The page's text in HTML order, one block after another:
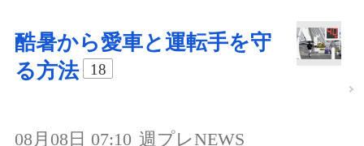
酷暑から愛車と運転手を守
る方法
18
08月08日 07:10 週プレNEWS